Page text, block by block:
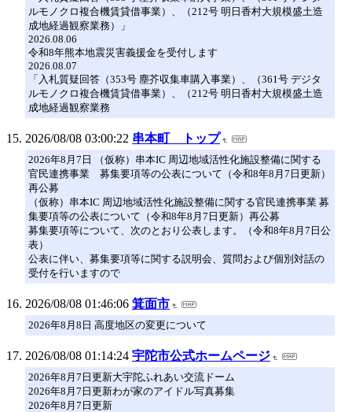
ルモノクロ複合機賃貸借事業）、（212号 明日香村大規模盛土造
成地経過観察業務）」
2026.08.06
令和8年熊本地震災害義援金を受付します
2026.08.07
「入札質疑回答（353号 塵芥収集車購入事業）、（361号 デジタ
ルモノクロ複合機賃貸借事業）、（212号 明日香村大規模盛土造
成地経過観察業務
2026/08/08 03:00:22 串本町 トップ
2026年8月7日 （仮称）串本IC 周辺地域活性化施設整備に関する
官民連携事業 募集要項等の公表について（令和8年8月7日更新）
再公募
（仮称）串本IC 周辺地域活性化施設整備に関する官民連携事業 募
集要項等の公表について（令和8年8月7日更新）再公募
募集要項等について、次のとおり公表します。（令和8年8月7日公
表）
公表に伴い、募集要項等に関する説明会、質問および個別対話の
受付を行いますので
2026/08/08 01:46:06 箕面市
2026年8月8日 高度地区の変更について
2026/08/08 01:14:24 宇陀市公式ホームページ
2026年8月7日更新大宇陀ふれあい交流ドーム
2026年8月7日更新わが家のアイドル写真募集
2026年8月7日更新